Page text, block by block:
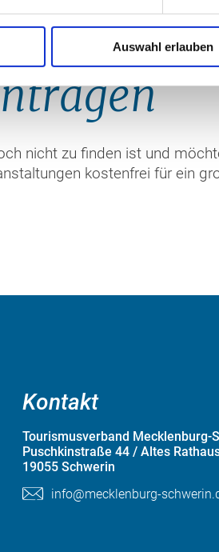
Auswahl erlauben
nicht zu finden ist und
kostenfrei für ein
Kontakt
Tourismusverband Mecklenburg-
Puschkinstraße 44 / Altes
19055 Schwerin
info@mecklenburg-